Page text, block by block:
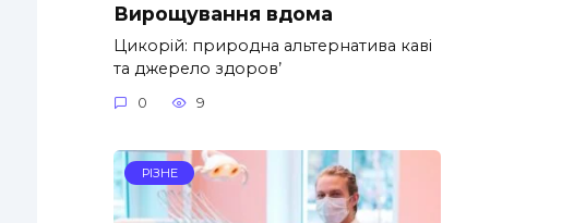
Вирощування вдома
Цикорій: природна альтернатива каві
та джерело здоров’
0 9
РІЗНЕ